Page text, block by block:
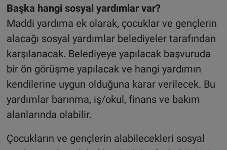
Başka hangi sosyal yardımlar var?
Maddi yardıma ek olarak, çocuklar ve gençlerin
alacağı sosyal yardımlar belediyeler tarafından
karşılanacak. Belediyeye yapılacak başvuruda
bir ön görüşme yapılacak ve hangi yardımın
kendilerine uygun olduğuna karar verilecek. Bu
yardımlar barınma, iş/okul, finans ve bakım
alanlarında olabilir.
Çocukların ve gençlerin alabilecekleri sosyal